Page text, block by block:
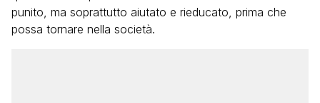
punito, ma soprattutto aiutato e rieducato, prima che
possa tornare nella società.